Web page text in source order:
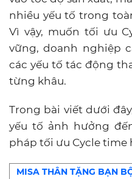
nhiều yếu tố trong
Vì vậy, muốn tối ưu
vững, doanh nghiệp
các yếu tố tác động
từng khâu.
Trong bài viết dưới
yếu tố ảnh hưởng
pháp tối ưu Cycle time
MISA THÂN TẶNG BẠN